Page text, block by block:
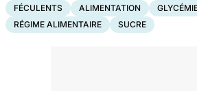
FÉCULENTS ALIMENTATION
RÉGIME ALIMENTAIRE
SUCRE